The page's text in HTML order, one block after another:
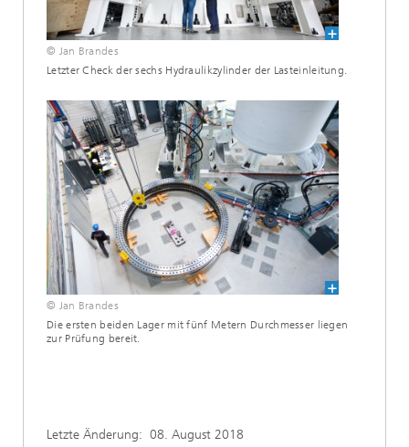
© Jan Brandes
Letzter Check der sechs Hydraulikzylinder der Lasteinleitung.
© Jan Brandes
Die ersten beiden Lager mit fünf Metern Durchmesser liegen
zur Prüfung bereit.
Letzte Änderung: 08. August 2018